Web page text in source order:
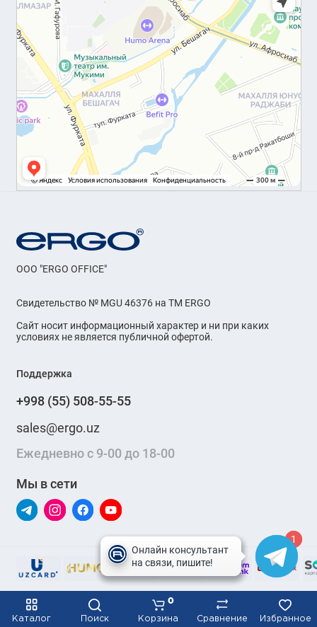
Каталог Поиск Корзина
0
Сравнение Избранное
OOO "ERGO OFFICE"
Свидетельство № MGU 46376 на ТМ ERGO
Сайт носит информационный характер и ни при каких
условиях не является публичной офертой.
Поддержка
+998 (55) 508-55-55
sales@ergo.uz
Ежедневно с 9-00 до 18-00
Мы в сети
1
1